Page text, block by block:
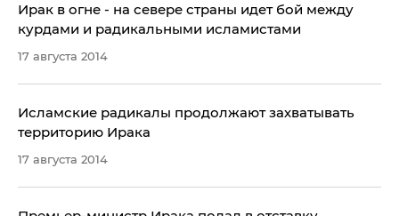
Ирак в огне - на севере страны идет бой между
курдами и радикальными исламистами
17 августа 2014
Исламские радикалы продолжают захватывать
территорию Ирака
17 августа 2014